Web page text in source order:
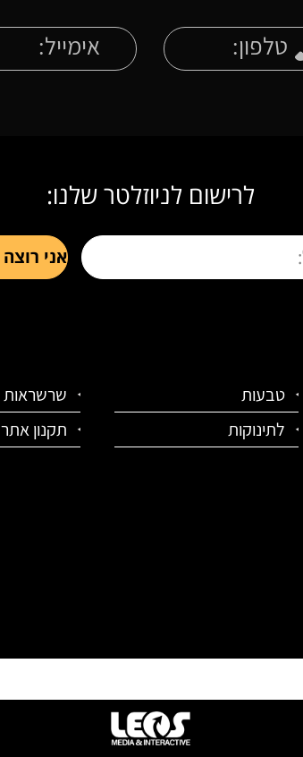
לרישום לניוזלטר שלנו:
טבעות
שרשראות
לתינוקות תקנון אתר